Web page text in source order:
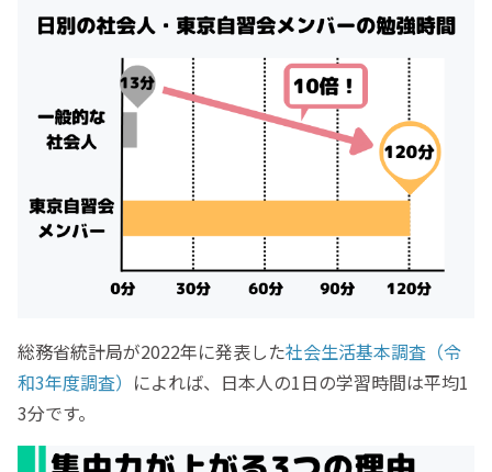
総務省統計局が2022年に発表した社会生活基本調査（令
和3年度調査） によれば、日本人の1日の学習時間は平均1
3分です。